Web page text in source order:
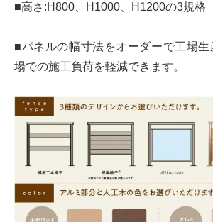
■高さ:H800、H1000、H1200の3規格
■パネルの幅寸法をオーダーで工場生
場での施工負荷を軽減できます。